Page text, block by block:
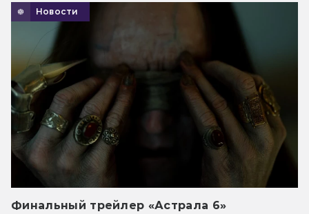
Новости
Финальный трейлер «Астрала 6»